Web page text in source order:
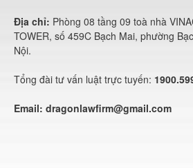
Địa chỉ: Phòng 08 tầng 09 toà nhà
TOWER, số 459C Bạch Mai, phường
Nội.
Tổng đài tư vấn luật trực tuyến:
Email: dragonlawfirm@gmail.com